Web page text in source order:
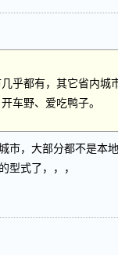
乎都有，其它省内城
车野、爱吃鸭子。
市，大部分都不是本
型式了，，，